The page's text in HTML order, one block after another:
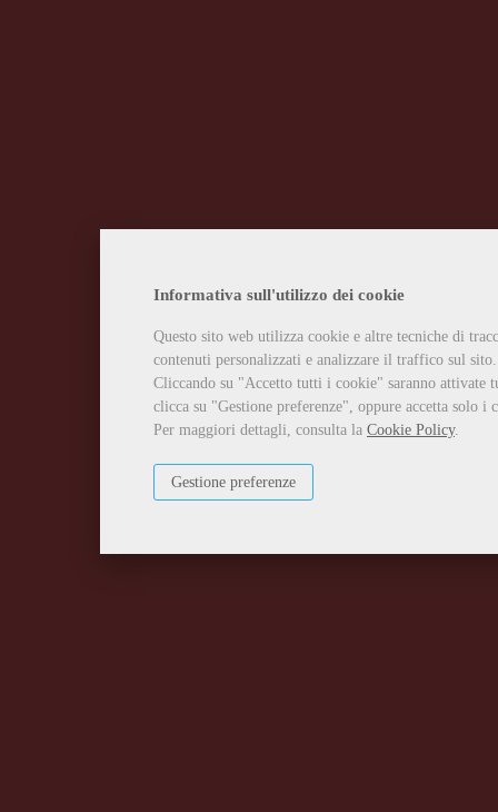
Informativa sull'utilizzo dei cookie
Questo sito web utilizza cookie e altre tecniche di
contenuti personalizzati e analizzare il traffico sul sito.
Cliccando su "Accetto tutti i cookie" saranno attivate
clicca su "Gestione preferenze", oppure accetta solo
Per maggiori dettagli, consulta la Cookie Policy.
Gestione preferenze